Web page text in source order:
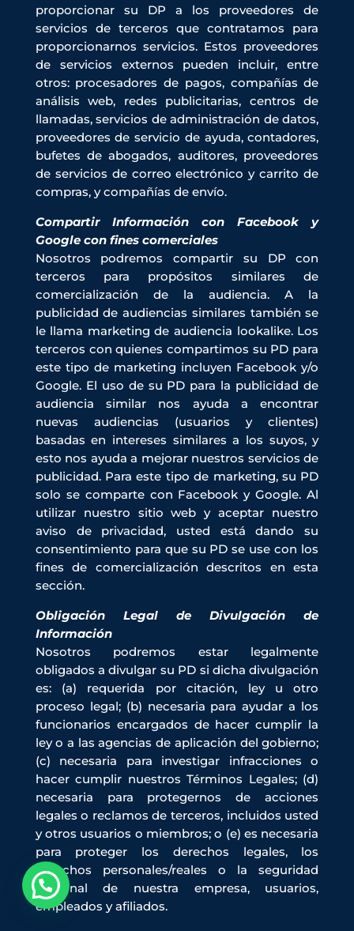
proporcionar su DP a los proveedores de
servicios de terceros que contratamos para
proporcionarnos servicios. Estos proveedores
de servicios externos pueden incluir, entre
otros: procesadores de pagos, compañías de
análisis web, redes publicitarias, centros de
llamadas, servicios de administración de datos,
proveedores de servicio de ayuda, contadores,
bufetes de abogados, auditores, proveedores
de servicios de correo electrónico y carrito de
compras, y compañías de envío.
Compartir Información con Facebook y
Google con fines comerciales
Nosotros podremos compartir su DP con
terceros para propósitos similares de
comercialización de la audiencia. A la
publicidad de audiencias similares también se
le llama marketing de audiencia lookalike. Los
terceros con quienes compartimos su PD para
este tipo de marketing incluyen Facebook y/o
Google. El uso de su PD para la publicidad de
audiencia similar nos ayuda a encontrar
nuevas audiencias (usuarios y clientes)
basadas en intereses similares a los suyos, y
esto nos ayuda a mejorar nuestros servicios de
publicidad. Para este tipo de marketing, su PD
solo se comparte con Facebook y Google. Al
utilizar nuestro sitio web y aceptar nuestro
aviso de privacidad, usted está dando su
consentimiento para que su PD se use con los
fines de comercialización descritos en esta
sección.
Obligación Legal de Divulgación de
Información
Nosotros podremos estar legalmente
obligados a divulgar su PD si dicha divulgación
es: (a) requerida por citación, ley u otro
proceso legal; (b) necesaria para ayudar a los
funcionarios encargados de hacer cumplir la
ley o a las agencias de aplicación del gobierno;
(c) necesaria para investigar infracciones o
hacer cumplir nuestros Términos Legales; (d)
necesaria para protegernos de acciones
legales o reclamos de terceros, incluidos usted
y otros usuarios o miembros; o (e) es necesaria
para proteger los derechos legales, los
derechos personales/reales o la seguridad
personal de nuestra empresa, usuarios,
empleados y afiliados.